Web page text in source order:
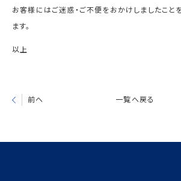
お客様にはご迷惑・ご不便をおかけしましたこと
ます。
以上
前へ 一覧へ戻る